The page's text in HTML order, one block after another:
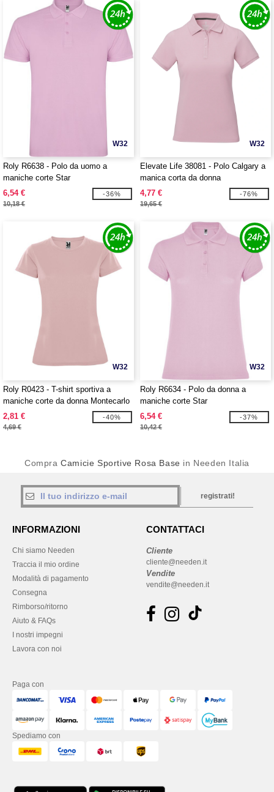
W32
Roly R6638 - Polo da uomo a
maniche corte Star
6,54 €
10,18 €
-36%
W32
Elevate Life 38081 - Polo Calgary a
manica corta da donna
4,77 €
19,65 €
-76%
W32
Roly R0423 - T-shirt sportiva a
maniche corte da donna Montecarlo
2,81 €
4,69 €
-40%
W32
Roly R6634 - Polo da donna a
maniche corte Star
6,54 €
10,42 €
-37%
CompraCamicie Sportive Rosa Base in Needen Italia
registrati!
INFORMAZIONI
Chi siamo Needen
Traccia il mio ordine
Modalità di pagamento
Consegna
Rimborso/ritorno
Aiuto & FAQs
I nostri impegni
Lavora con noi
CONTATTACI
Cliente
cliente@needen.it
Vendite
vendite@needen.it
Paga con
Spediamo con